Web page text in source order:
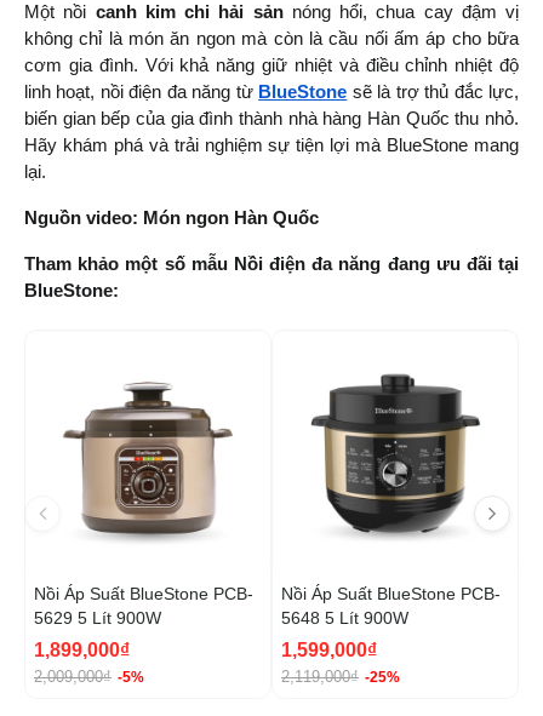
Một nồi canh kim chi hải sản nóng hổi, chua cay đậm vị
không chỉ là món ăn ngon mà còn là cầu nối ấm áp cho bữa
cơm gia đình. Với khả năng giữ nhiệt và điều chỉnh nhiệt độ
linh hoạt, nồi điện đa năng từ BlueStone sẽ là trợ thủ đắc lực,
biến gian bếp của gia đình thành nhà hàng Hàn Quốc thu nhỏ.
Hãy khám phá và trải nghiệm sự tiện lợi mà BlueStone mang
lại.
Nguồn video: Món ngon Hàn Quốc
Tham khảo một số mẫu Nồi điện đa năng đang ưu đãi tại
BlueStone:
Nồi Áp Suất BlueStone PCB-
5629 5 Lít 900W
1,899,000₫
2,009,000₫ -5%
Nồi Áp Suất BlueStone PCB-
5648 5 Lít 900W
1,599,000₫
2,119,000₫ -25%